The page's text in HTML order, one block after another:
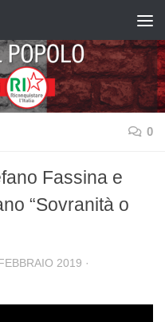
0
Fassina e
“Sovranità o
2019 ·